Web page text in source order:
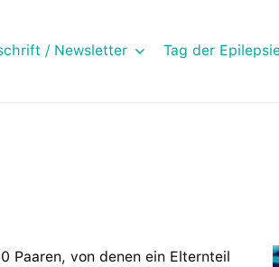
/ Newsletter Tag der
Paaren, von denen ein Elternteil